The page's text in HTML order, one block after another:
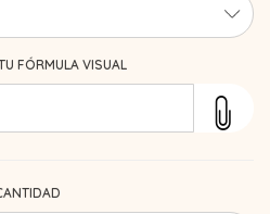
FÓRMULA VISUAL